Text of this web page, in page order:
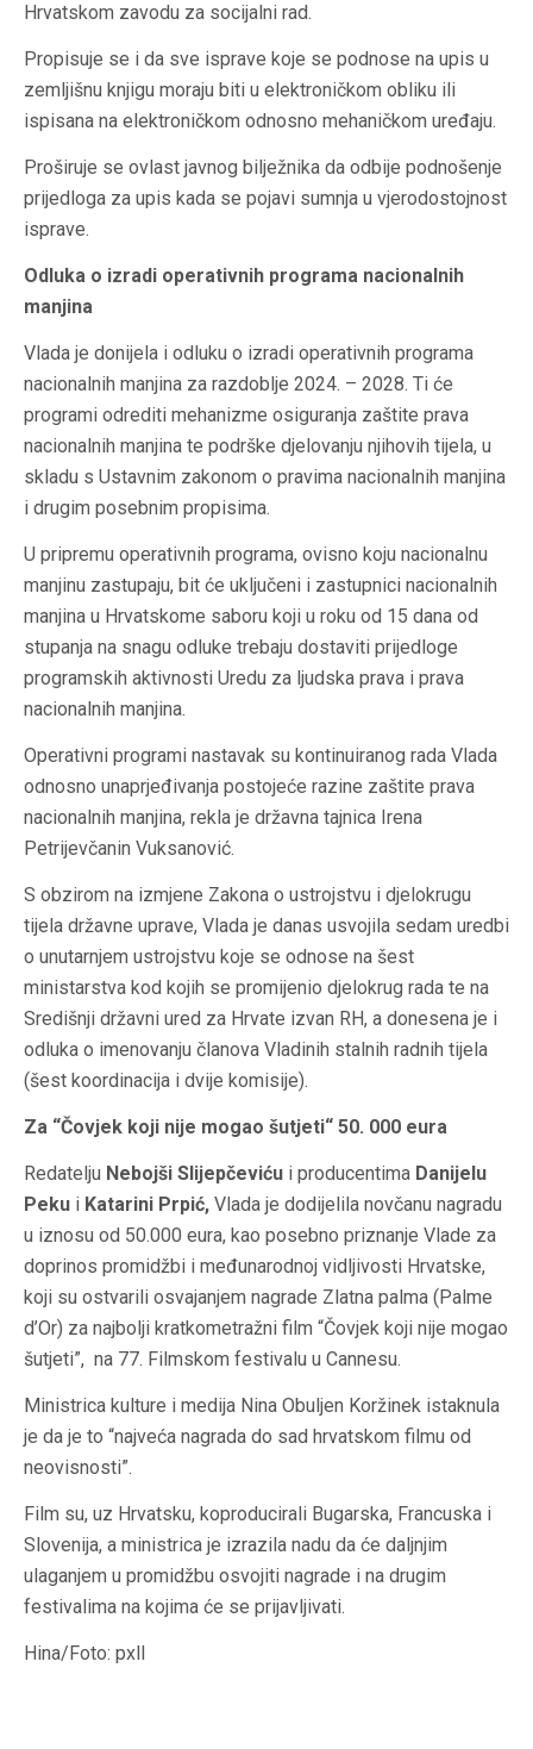
Hrvatskom zavodu za socijalni rad.
Propisuje se i da sve isprave koje se podnose na upis u
zemljišnu knjigu moraju biti u elektroničkom obliku ili
ispisana na elektroničkom odnosno mehaničkom uređaju.
Proširuje se ovlast javnog bilježnika da odbije podnošenje
prijedloga za upis kada se pojavi sumnja u vjerodostojnost
isprave.
Odluka o izradi operativnih programa nacionalnih
manjina
Vlada je donijela i odluku o izradi operativnih programa
nacionalnih manjina za razdoblje 2024. – 2028. Ti će
programi odrediti mehanizme osiguranja zaštite prava
nacionalnih manjina te podrške djelovanju njihovih tijela, u
skladu s Ustavnim zakonom o pravima nacionalnih manjina
i drugim posebnim propisima.
U pripremu operativnih programa, ovisno koju nacionalnu
manjinu zastupaju, bit će uključeni i zastupnici nacionalnih
manjina u Hrvatskome saboru koji u roku od 15 dana od
stupanja na snagu odluke trebaju dostaviti prijedloge
programskih aktivnosti Uredu za ljudska prava i prava
nacionalnih manjina.
Operativni programi nastavak su kontinuiranog rada Vlada
odnosno unaprjeđivanja postojeće razine zaštite prava
nacionalnih manjina, rekla je državna tajnica Irena
Petrijevčanin Vuksanović.
S obzirom na izmjene Zakona o ustrojstvu i djelokrugu
tijela državne uprave, Vlada je danas usvojila sedam uredbi
o unutarnjem ustrojstvu koje se odnose na šest
ministarstva kod kojih se promijenio djelokrug rada te na
Središnji državni ured za Hrvate izvan RH, a donesena je i
odluka o imenovanju članova Vladinih stalnih radnih tijela
(šest koordinacija i dvije komisije).
Za “Čovjek koji nije mogao šutjeti“ 50. 000 eura
Redatelju Nebojši Slijepčeviću i producentima Danijelu
Peku i Katarini Prpić, Vlada je dodijelila novčanu nagradu
u iznosu od 50.000 eura, kao posebno priznanje Vlade za
doprinos promidžbi i međunarodnoj vidljivosti Hrvatske,
koji su ostvarili osvajanjem nagrade Zlatna palma (Palme
d’Or) za najbolji kratkometražni film “Čovjek koji nije mogao
šutjeti”, na 77. Filmskom festivalu u Cannesu.
Ministrica kulture i medija Nina Obuljen Koržinek istaknula
je da je to “najveća nagrada do sad hrvatskom filmu od
neovisnosti”.
Film su, uz Hrvatsku, koproducirali Bugarska, Francuska i
Slovenija, a ministrica je izrazila nadu da će daljnjim
ulaganjem u promidžbu osvojiti nagrade i na drugim
festivalima na kojima će se prijavljivati.
Hina/Foto: pxll